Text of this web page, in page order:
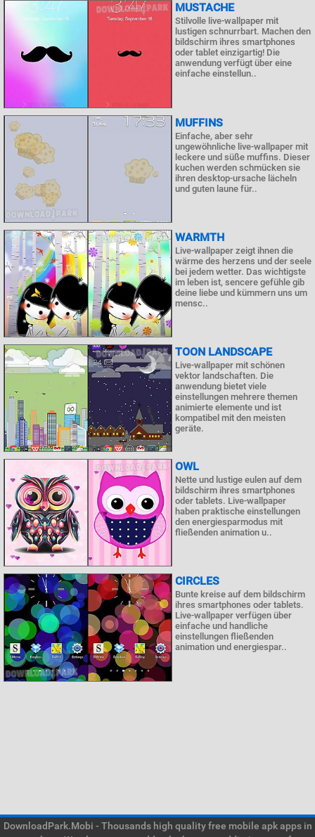
MUSTACHE
Stilvolle live-wallpaper mit
lustigen schnurrbart. Machen den
bildschirm ihres smartphones
oder tablet einzigartig! Die
anwendung verfügt über eine
einfache einstellun..
MUFFINS
Einfache, aber sehr
ungewöhnliche live-wallpaper mit
leckere und süße muffins. Dieser
kuchen werden schmücken sie
ihren desktop-ursache lächeln
und guten laune für..
WARMTH
Live-wallpaper zeigt ihnen die
wärme des herzens und der seele
bei jedem wetter. Das wichtigste
im leben ist, sencere gefühle gib
deine liebe und kümmern uns um
mensc..
TOON LANDSCAPE
Live-wallpaper mit schönen
vektor landschaften. Die
anwendung bietet viele
einstellungen mehrere themen
animierte elemente und ist
kompatibel mit den meisten
geräte.
OWL
Nette und lustige eulen auf dem
bildschirm ihres smartphones
oder tablets. Live-wallpaper
haben praktische einstellungen
den energiesparmodus mit
fließenden animation u..
CIRCLES
Bunte kreise auf dem bildschirm
ihres smartphones oder tablets.
Live-wallpaper verfügen über
einfache und handliche
einstellungen fließenden
animation und energiespar..
DownloadPark.Mobi - Thousands high quality free mobile apk apps in